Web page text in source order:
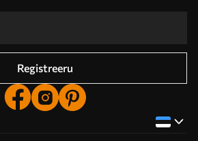
Registreeru